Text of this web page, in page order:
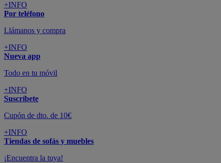
+INFO
Por teléfono
Llámanos y compra
+INFO
Nueva app
Todo en tu móvil
+INFO
Suscríbete
Cupón de dto. de 10€
+INFO
Tiendas de sofás y muebles
¡Encuentra la tuya!